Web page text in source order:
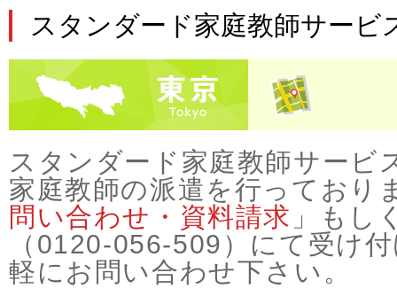
スタンダード家庭教師サービ
スタンダード家庭教師サービ
家庭教師の派遣を行っており
問い合わせ・資料請求 」もし
（0120-056-509）にて受け
軽にお問い合わせ下さい。